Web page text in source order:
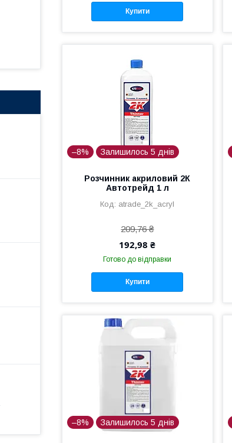
Купити
–8% Залишилось 5 днів
Розчинник акриловий 2К
Автотрейд 1 л
atrade_2k_acryl
209,76 ₴
192,98 ₴
Готово до відправки
Купити
–8% Залишилось 5 днів